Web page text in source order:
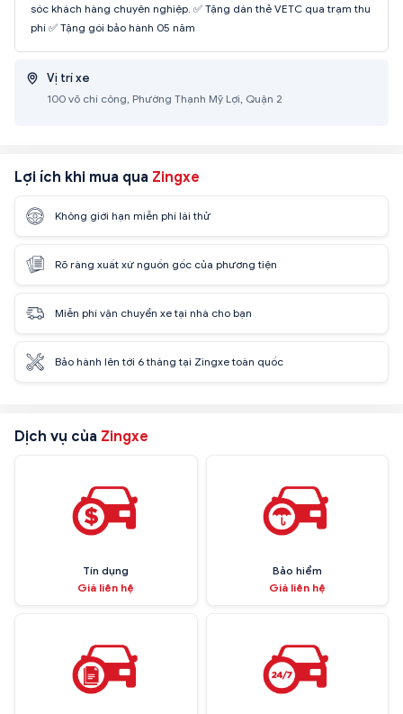
sóc khách hàng chuyên nghiệp. ✅ Tặng dán thẻ VETC qua trạm thu
phí ✅ Tặng gói bảo hành 05 năm
Vị trí xe
100 võ chí công, Phường Thạnh Mỹ Lợi, Quận 2
Lợi ích khi mua qua Zingxe
Không giới hạn miễn phí lái thử
Rõ ràng xuất xứ nguồn gốc của phương tiện
Miễn phí vận chuyển xe tại nhà cho bạn
Bảo hành lên tới 6 tháng tại Zingxe toàn quốc
Dịch vụ của Zingxe
Tín dụng
Giá liên hệ
Bảo hiểm
Giá liên hệ